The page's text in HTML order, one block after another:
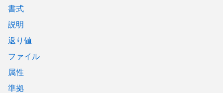
書式
説明
返り値
ファイル
属性
準拠